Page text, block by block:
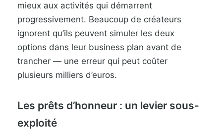
mieux aux activités qui démarrent
progressivement. Beaucoup de créateurs
ignorent qu’ils peuvent simuler les deux
options dans leur business plan avant de
trancher — une erreur qui peut coûter
plusieurs milliers d’euros.
Les prêts d’honneur : un levier sous-
exploité